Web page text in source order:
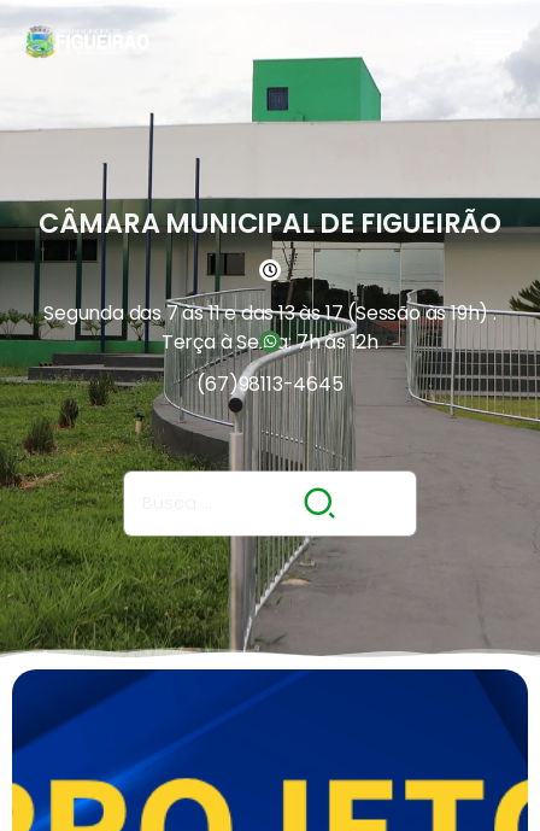
CÂMARA MUNICIPAL DE FIGUEIRÃO
Segunda das 7 às 11 e das 13 às 17 (Sessão às 19h) .
Terça à Sexta: 7h às 12h
(67)98113-4645